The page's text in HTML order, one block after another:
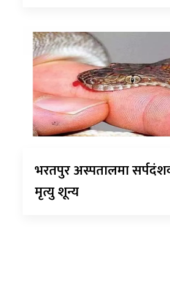
भरतपुर अस्पतालमा
मृत्यु शून्य